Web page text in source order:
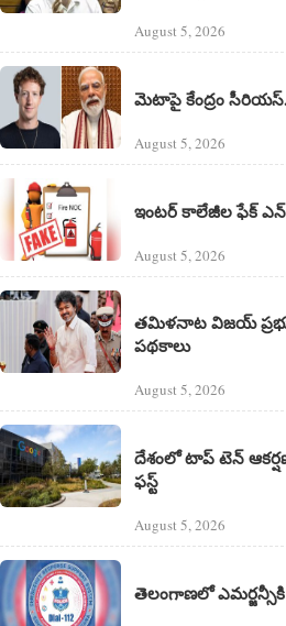
August 5, 2026
మెటాపై కేంద్రం
August 5, 2026
ఇంటర్ కాలేజీల ఫేక్
August 5, 2026
తమిళనాట విజయ్
పథకాలు
August 5, 2026
దేశంలో టాప్ టెన్
ఫస్ట్‌
August 5, 2026
తెలంగాణలో ఎమర్జన్సీకి